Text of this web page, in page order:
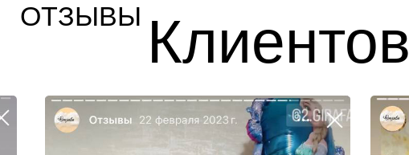
ОТЗЫВЫ Клиентов